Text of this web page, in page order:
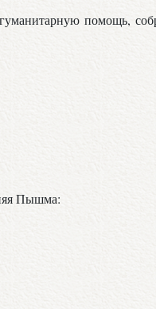
помощь,
Пышма: